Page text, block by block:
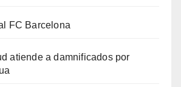
FC Barcelona
atiende a damnificados por